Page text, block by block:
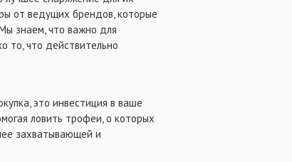
от ведущих брендов, которые
знаем, что важно для
то, что действительно
это инвестиция в ваше
ловить трофеи, о которых
захватывающей и